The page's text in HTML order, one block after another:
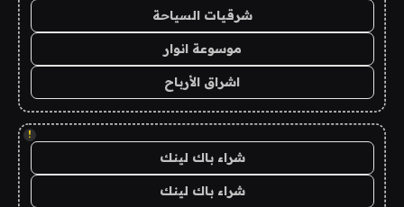
شرقيات السياحة
موسوعة انوار
اشراق الأرباح
!
شراء باك لينك
شراء باك لينك